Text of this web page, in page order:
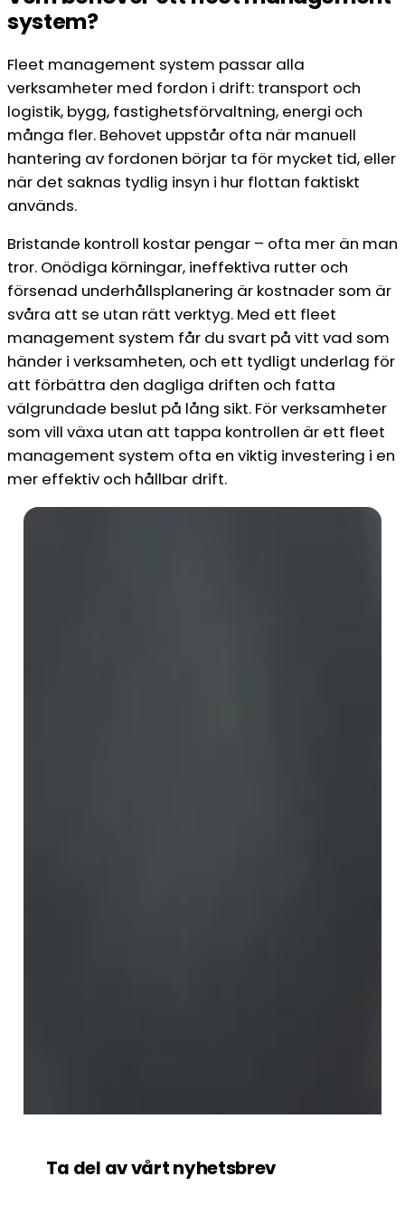
system?
Fleet management system passar alla
verksamheter med fordon i drift: transport och
logistik, bygg, fastighetsförvaltning, energi och
många fler. Behovet uppstår ofta när manuell
hantering av fordonen börjar ta för mycket tid, eller
när det saknas tydlig insyn i hur flottan faktiskt
används.
Bristande kontroll kostar pengar – ofta mer än man
tror. Onödiga körningar, ineffektiva rutter och
försenad underhållsplanering är kostnader som är
svåra att se utan rätt verktyg. Med ett fleet
management system får du svart på vitt vad som
händer i verksamheten, och ett tydligt underlag för
att förbättra den dagliga driften och fatta
välgrundade beslut på lång sikt. För verksamheter
som vill växa utan att tappa kontrollen är ett fleet
management system ofta en viktig investering i en
mer effektiv och hållbar drift.
Ta del av vårt nyhetsbrev